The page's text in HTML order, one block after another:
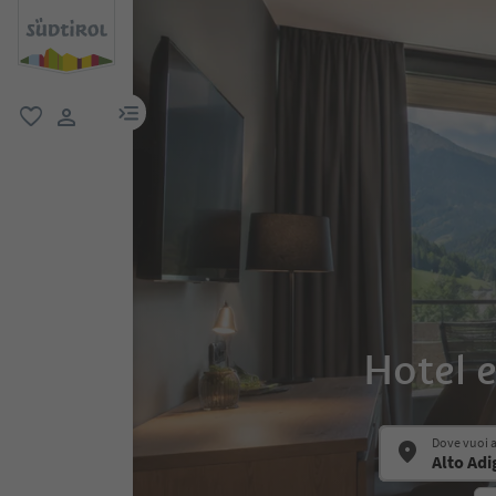
menu link
Hotel
Dove vuoi